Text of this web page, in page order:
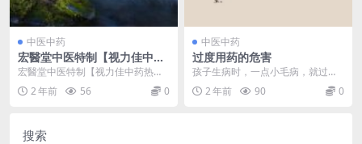
中医中药
宏醫堂中医特制【视力佳中药
热敷包】
宏醫堂中医特制【视力佳中药热敷
包】建议使用的期限是3个月（一个
疗程），这样的话能...
2 年前 56 0
中医中药
过度用药的危害
孩子生病时，一点小毛病，就过度
用药，特别是滥用抗生素，导致孩
子脾阳受伤，让身体陷...
2 年前 90 0
搜索